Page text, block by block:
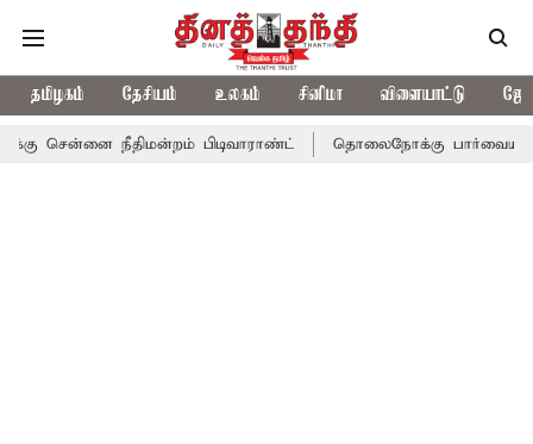
தமிழகம் தேசியம் உலகம் சினிமா விளையாட்டு
பிடிவாராண்ட் தொலைநோக்கு பார்வையுடன் கூடிய